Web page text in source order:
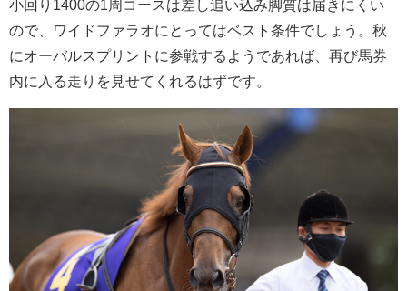
小回り1400の1周コースは差し追い込み脚質は届きにくい
ので、ワイドファラオにとってはベスト条件でしょう。秋
にオーバルスプリントに参戦するようであれば、再び馬券
内に入る走りを見せてくれるはずです。